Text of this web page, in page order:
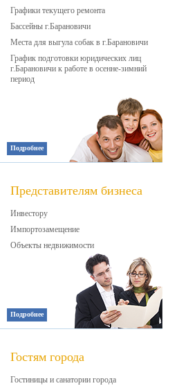
Графики текущего ремонта
Бассейны г.Барановичи
Места для выгула собак в г.Барановичи
График подготовки юридических лиц
г.Барановичи к работе в осенне-зимний
период
Подробнее
Представителям бизнеса
Инвестору
Импортозамещение
Объекты недвижимости
Подробнее
Гостям города
Гостиницы и санатории города